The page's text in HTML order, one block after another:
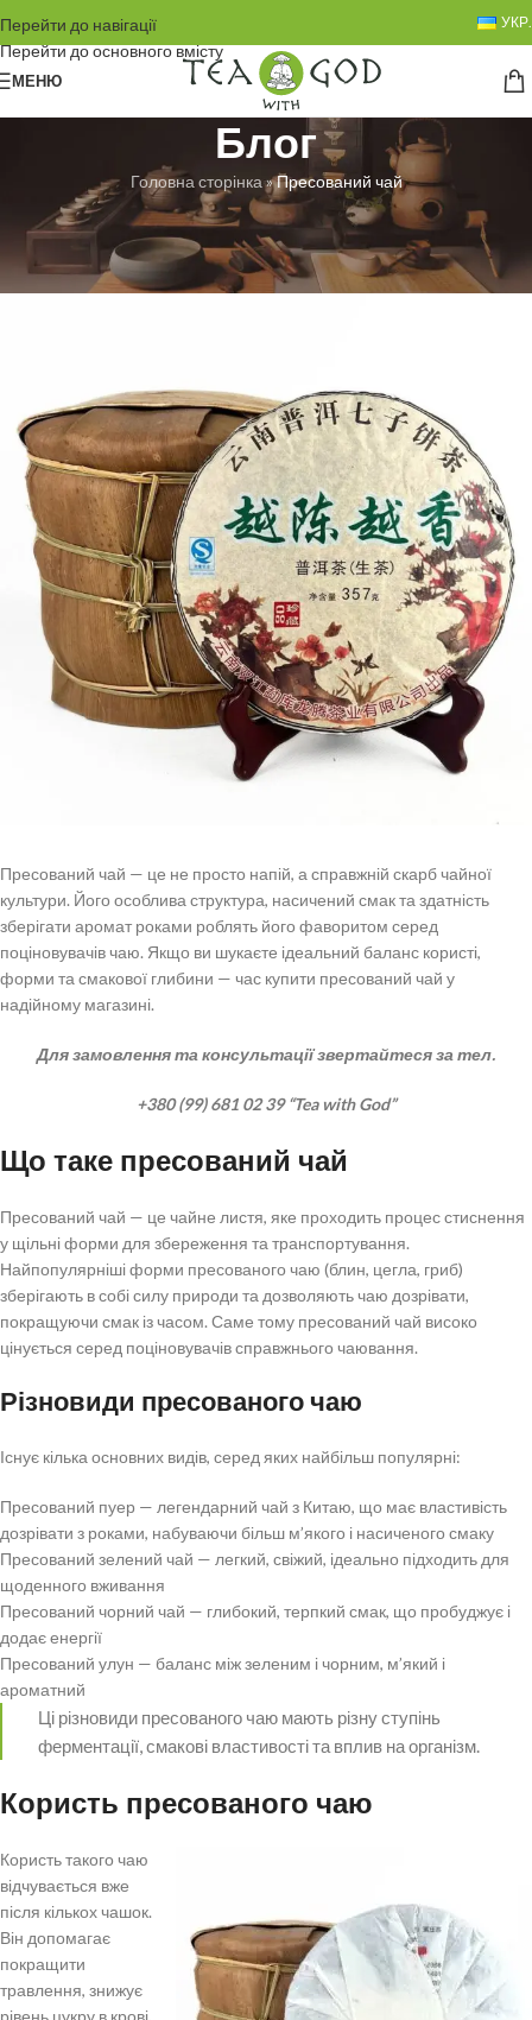
Перейти до навігації
Перейти до основного вмісту
УКР.
МЕНЮ
Блог
Головна сторінка»Пресований чай
БЕЗ РУБРИКИ
Пресований чай
Любовь ТроянУвімкнено 22.03.2025
Пресований чай — це не просто напій, а справжній скарб чайної
культури. Його особлива структура, насичений смак та здатність
зберігати аромат роками роблять його фаворитом серед
поціновувачів чаю. Якщо ви шукаєте ідеальний баланс користі,
форми та смакової глибини — час купити пресований чай у
надійному магазині.
Для замовлення та консультації звертайтеся за тел.
+380 (99) 681 02 39 “Tea with God”
Що таке пресований чай
Пресований чай — це чайне листя, яке проходить процес стиснення
у щільні форми для збереження та транспортування.
Найпопулярніші форми пресованого чаю (блин, цегла, гриб)
зберігають в собі силу природи та дозволяють чаю дозрівати,
покращуючи смак із часом. Саме тому пресований чай високо
цінується серед поціновувачів справжнього чаювання.
Різновиди пресованого чаю
Існує кілька основних видів, серед яких найбільш популярні:
Пресований пуер — легендарний чай з Китаю, що має властивість
дозрівати з роками, набуваючи більш м’якого і насиченого смаку
Пресований зелений чай — легкий, свіжий, ідеально підходить для
щоденного вживання
Пресований чорний чай — глибокий, терпкий смак, що пробуджує і
додає енергії
Пресований улун — баланс між зеленим і чорним, м’який і
ароматний
Ці різновиди пресованого чаю мають різну ступінь
ферментації, смакові властивості та вплив на організм.
Користь пресованого чаю
Користь такого чаю
відчувається вже
після кількох чашок.
Він допомагає
покращити
травлення, знижує